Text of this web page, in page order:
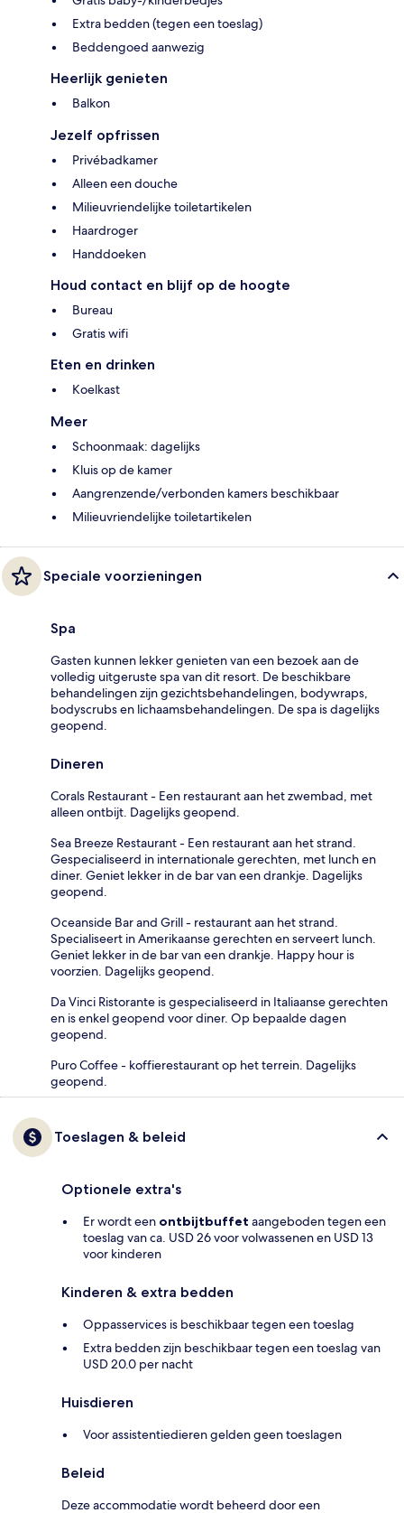
Extra bedden (tegen een toeslag)
Beddengoed aanwezig
Heerlijk genieten
Balkon
Jezelf opfrissen
Privébadkamer
Alleen een douche
Milieuvriendelijke toiletartikelen
Haardroger
Handdoeken
Houd contact en blijf op de hoogte
Bureau
Gratis wifi
Eten en drinken
Koelkast
Meer
Schoonmaak: dagelijks
Kluis op de kamer
Aangrenzende/verbonden kamers beschikbaar
Milieuvriendelijke toiletartikelen
Speciale voorzieningen
Spa
Gasten kunnen lekker genieten van een bezoek aan de
volledig uitgeruste spa van dit resort. De beschikbare
behandelingen zijn gezichtsbehandelingen, bodywraps,
bodyscrubs en lichaamsbehandelingen. De spa is dagelijks
geopend.
Dineren
Corals Restaurant - Een restaurant aan het zwembad, met
alleen ontbijt. Dagelijks geopend.
Sea Breeze Restaurant - Een restaurant aan het strand.
Gespecialiseerd in internationale gerechten, met lunch en
diner. Geniet lekker in de bar van een drankje. Dagelijks
geopend.
Oceanside Bar and Grill - restaurant aan het strand.
Specialiseert in Amerikaanse gerechten en serveert lunch.
Geniet lekker in de bar van een drankje. Happy hour is
voorzien. Dagelijks geopend.
Da Vinci Ristorante is gespecialiseerd in Italiaanse gerechten
en is enkel geopend voor diner. Op bepaalde dagen
geopend.
Puro Coffee - koffierestaurant op het terrein. Dagelijks
geopend.
Toeslagen & beleid
Optionele extra's
Er wordt een ontbijtbuffet aangeboden tegen een
toeslag van ca. USD 26 voor volwassenen en USD 13
voor kinderen
Kinderen & extra bedden
Oppasservices is beschikbaar tegen een toeslag
Extra bedden zijn beschikbaar tegen een toeslag van
USD 20.0 per nacht
Huisdieren
Voor assistentiedieren gelden geen toeslagen
Beleid
Deze accommodatie wordt beheerd door een